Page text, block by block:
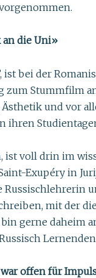
an die Uni»
ist bei der
zum Stummfilm
und vor
ihren
ist voll drin im
Exupéry in
mit der
gerne daheim
offen für